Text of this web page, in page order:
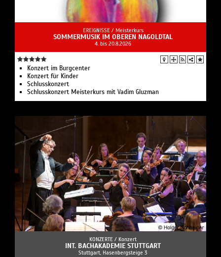
EREIGNISSE / Meisterkurs
SOMMERMUSIK IM OBEREN NAGOLDTAL
4. bis 20.8.2026
Konzert im Burgcenter
Konzert für Kinder
Schlusskonzert
Schlusskonzert Meisterkurs mit Vadim Gluzman
KONZERTE / Konzert
INT. BACHAKADEMIE STUTTGART
Stuttgart, Hasenbergsteige 3